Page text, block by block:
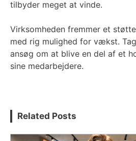
tilbyder meget at vinde.
Virksomheden fremmer et
med rig mulighed for vækst.
ansøg om at blive en del af et
sine medarbejdere.
Related Posts